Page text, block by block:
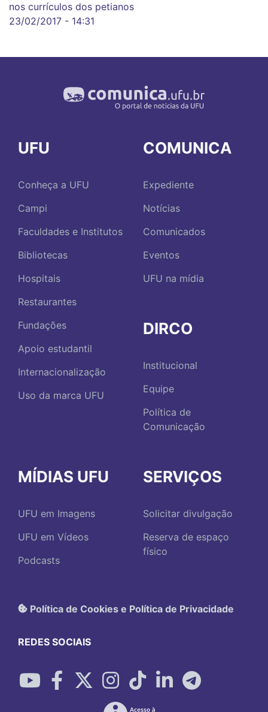
nos currículos dos petianos
23/02/2017 - 14:31
UFU
Conheça a UFU
Campi
Faculdades e Institutos
Bibliotecas
Hospitais
Restaurantes
Fundações
Apoio estudantil
Internacionalização
Uso da marca UFU
COMUNICA
Expediente
Notícias
Comunicados
Eventos
UFU na mídia
DIRCO
Institucional
Equipe
Política de
Comunicação
MÍDIAS UFU
UFU em Imagens
UFU em Vídeos
Podcasts
SERVIÇOS
Solicitar divulgação
Reserva de espaço
físico
Política de Cookies e Política de Privacidade
REDES SOCIAIS